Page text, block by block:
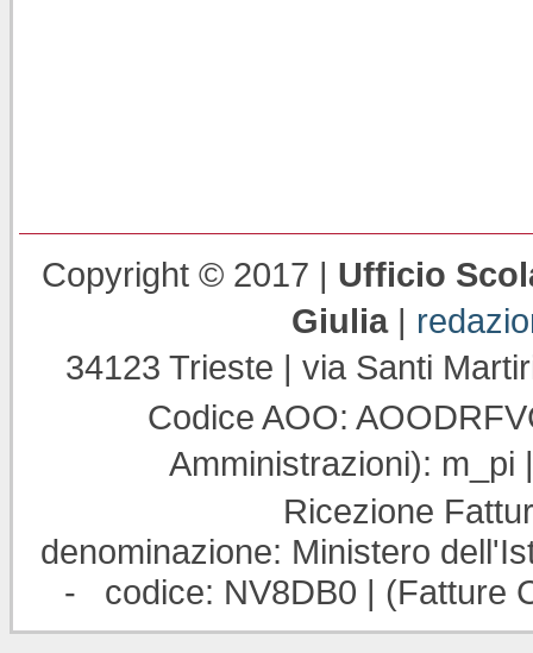
Copyright © 2017 | Ufficio
Giulia|
34123 Trieste | via Santi
Codice AOO:
Amministrazioni):
Ricezione
denominazione: Ministero
- codice: NV8DB0 | (Fatture